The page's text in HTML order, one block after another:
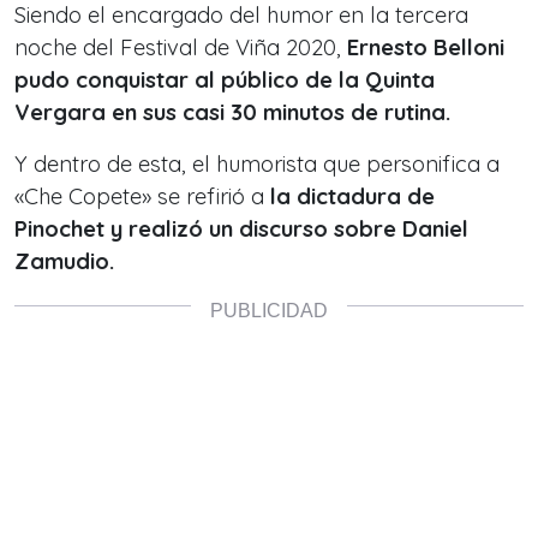
Siendo el encargado del humor en la tercera
noche del Festival de Viña 2020, Ernesto Belloni
pudo conquistar al público de la Quinta
Vergara en sus casi 30 minutos de rutina.
Y dentro de esta, el humorista que personifica a
«Che Copete» se refirió a la dictadura de
Pinochet y realizó un discurso sobre Daniel
Zamudio.